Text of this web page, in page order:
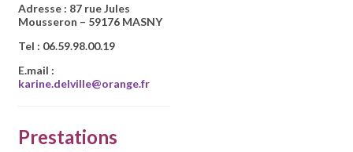
Adresse : 87 rue Jules
Mousseron – 59176 MASNY
Tel : 06.59.98.00.19
E.mail :
karine.delville@orange.fr
Prestations